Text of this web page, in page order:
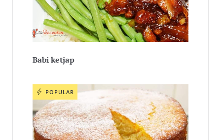
Babi ketjap
POPULAR